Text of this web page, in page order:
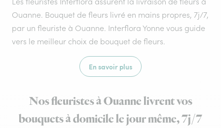
Ouanne. Bouquet de fleurs livré en mains propres, 7j/7,
par un fleuriste à Ouanne. Interflora Yonne vous guide
vers le meilleur choix de bouquet de fleurs.
En savoir plus
Nos fleuristes à Ouanne livrent vos
bouquets à domicile le jour même, 7j/7